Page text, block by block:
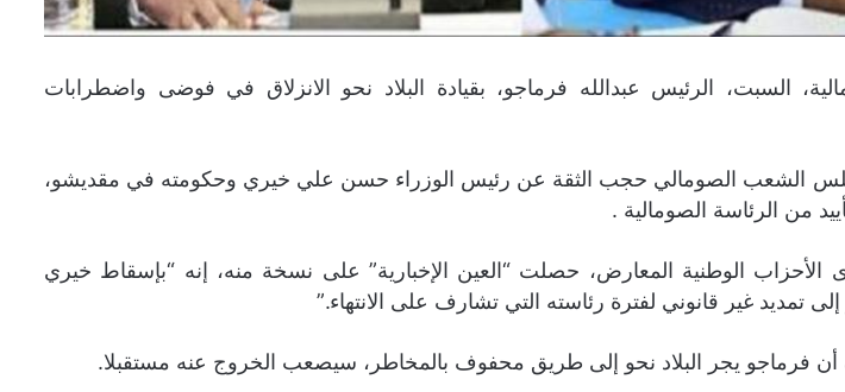
السبت، الرئيس عبدالله فرماجو، بقيادة البلاد نحو الانزلاق في فوضى واضطرابات
الشعب الصومالي حجب الثقة عن رئيس الوزراء حسن علي خيري وحكومته في مقديشو،
من الرئاسة الصومالية .
الأحزاب الوطنية المعارض، حصلت “العين الإخبارية” على نسخة منه، إنه “بإسقاط خيري
تمديد غير قانوني لفترة رئاسته التي تشارف على الانتهاء.”
أن فرماجو يجر البلاد نحو إلى طريق محفوف بالمخاطر، سيصعب الخروج عنه مستقبلا.